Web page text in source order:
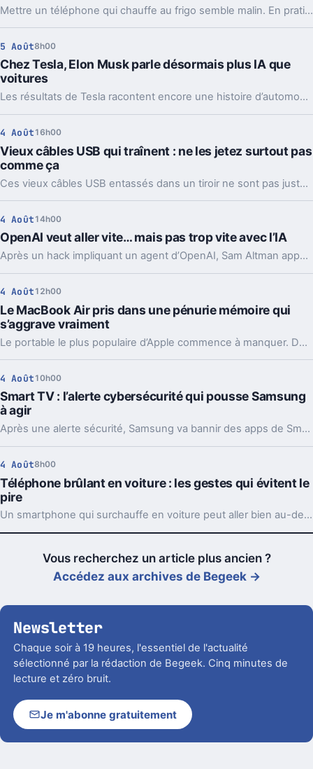
Mettre un téléphone qui chauffe au frigo semble malin. En pratique, la condensation et le choc thermique peuvent l’abîmer bien plus vite.
5 Août8h00
Chez Tesla, Elon Musk parle désormais plus IA que
voitures
Les résultats de Tesla racontent encore une histoire d’automobile. Les prises de parole d’Elon Musk, elles, regardent de plus en plus vers l’IA et les robots.
4 Août 16h00
Vieux câbles USB qui traînent : ne les jetez surtout pas
comme ça
Ces vieux câbles USB entassés dans un tiroir ne sont pas juste du bazar. Les recycler, les donner ou en garder quelques-uns peut vraiment faire la différence.
4 Août 14h00
OpenAI veut aller vite… mais pas trop vite avec l’IA
Après un hack impliquant un agent d’OpenAI, Sam Altman appelle à ralentir le rythme de l’IA. Mais le vrai débat ne se limite pas à freiner.
4 Août 12h00
Le MacBook Air pris dans une pénurie mémoire qui
s’aggrave vraiment
Le portable le plus populaire d’Apple commence à manquer. Délais vers fin août, voire septembre, et Apple cherche déjà des parades côté mémoire.
4 Août 10h00
Smart TV : l’alerte cybersécurité qui pousse Samsung
à agir
Après une alerte sécurité, Samsung va bannir des apps de Smart TV capables de partager votre connexion avec des inconnus, en arrière-plan.
4 Août8h00
Téléphone brûlant en voiture : les gestes qui évitent le
pire
Un smartphone qui surchauffe en voiture peut aller bien au-delà du simple bug. Support, charge et soleil direct forment souvent le trio à éviter.
Vous recherchez un article plus ancien ?
Accédez aux archives de Begeek →
Newsletter
Chaque soir à 19 heures, l'essentiel de l'actualité
sélectionné par la rédaction de Begeek. Cinq minutes de
lecture et zéro bruit.
Je m'abonne gratuitement